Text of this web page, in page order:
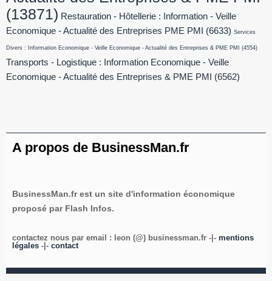
(13871) Restauration - Hôtellerie : Information - Veille
Economique - Actualité des Entreprises PME PMI
(6633) Services
Divers : Information Economique - Veille Economique - Actualité des Entreprises & PME PMI (4554)
Transports - Logistique : Information Economique - Veille
Economique - Actualité des Entreprises & PME PMI
(6562)
A propos de BusinessMan.fr
BusinessMan.fr est un site d'information économique
proposé par Flash Infos.
contactez nous par email : leon (@) businessman.fr -|- mentions
légales -|- contact